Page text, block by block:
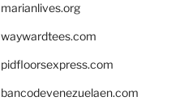
marianlives.org
waywardtees.com
pidfloorsexpress.com
bancodevenezuelaen.com